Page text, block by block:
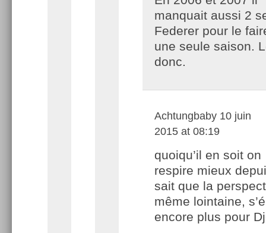
manquait aussi 2
Federer pour le
une seule saison.
donc.
Achtungbaby 10 juin
2015 at 08:19
quoiqu’il en soit on
respire mieux
sait que la
même lointaine,
encore plus pour